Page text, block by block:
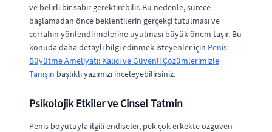
ve belirli bir sabır gerektirebilir. Bu nedenle, sürece
başlamadan önce beklentilerin gerçekçi tutulması ve
cerrahın yönlendirmelerine uyulması büyük önem taşır. Bu
konuda daha detaylı bilgi edinmek isteyenler için Penis
Büyütme Ameliyatı: Kalıcı ve Güvenli Çözümlerimizle
Tanışın başlıklı yazımızı inceleyebilirsiniz.
Psikolojik Etkiler ve Cinsel Tatmin
Penis boyutuyla ilgili endişeler, pek çok erkekte özgüven